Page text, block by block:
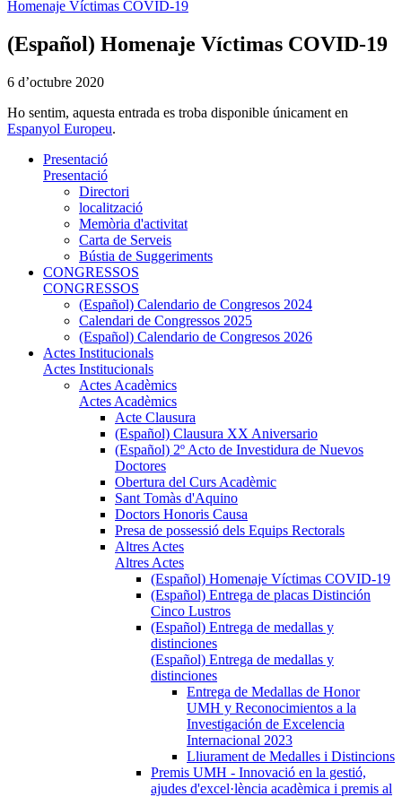
Homenaje Víctimas COVID-19
(Español) Homenaje Víctimas COVID-19
6 d’octubre 2020
Ho sentim, aquesta entrada es troba disponible únicament en
Espanyol Europeu.
Presentació
Presentació
Directori
localització
Memòria d'activitat
Carta de Serveis
Bústia de Suggeriments
CONGRESSOS
CONGRESSOS
(Español) Calendario de Congresos 2024
Calendari de Congressos 2025
(Español) Calendario de Congresos 2026
Actes Institucionals
Actes Institucionals
Actes Acadèmics
Actes Acadèmics
Acte Clausura
(Español) Clausura XX Aniversario
(Español) 2º Acto de Investidura de Nuevos
Doctores
Obertura del Curs Acadèmic
Sant Tomàs d'Aquino
Doctors Honoris Causa
Presa de possessió dels Equips Rectorals
Altres Actes
Altres Actes
(Español) Homenaje Víctimas COVID-19
(Español) Entrega de placas Distinción
Cinco Lustros
(Español) Entrega de medallas y
distinciones
(Español) Entrega de medallas y
distinciones
Entrega de Medallas de Honor
UMH y Reconocimientos a la
Investigación de Excelencia
Internacional 2023
Lliurament de Medalles i Distincions
Premis UMH - Innovació en la gestió,
ajudes d'excel·lència acadèmica i premis al